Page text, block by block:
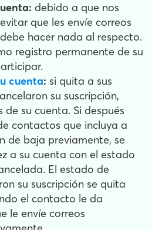
debido a que nos
que les envíe correos
hacer nada al respecto.
registro permanente de su
cuenta: si quita a sus
su suscripción,
de su cuenta. Si después
contactos que incluya a
de baja previamente, se
a su cuenta con el estado
El estado de
su suscripción se quita
el contacto le da
le envíe correos